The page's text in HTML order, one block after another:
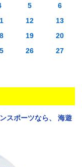
5
6
12
13
19
20
26
27
スポーツなら、
海遊